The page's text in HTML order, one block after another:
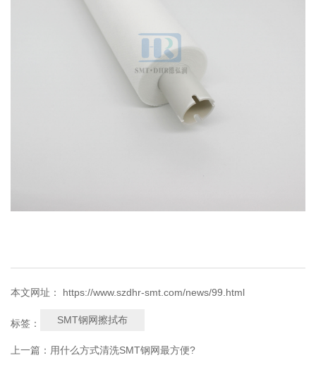
本文网址： https://www.szdhr-smt.com/news/99.html
标签： SMT钢网擦拭布
上一篇： 用什么方式清洗SMT钢网最方便?